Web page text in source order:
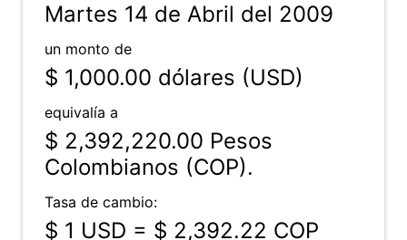
Martes 14 de Abril del 2009
un monto de
$ 1,000.00 dólares (USD)
equivalía a
$ 2,392,220.00 Pesos
Colombianos (COP).
Tasa de cambio:
$ 1 USD = $ 2,392.22 COP